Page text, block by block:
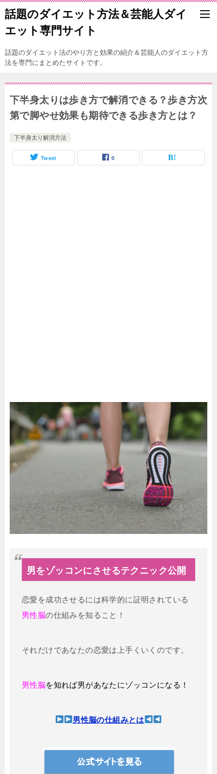
話題のダイエット方法＆芸能人ダイ
エット専門サイト
話題のダイエット法のやり方と効果の紹介＆芸能人のダイエット方
法を専門にまとめたサイトです。
下半身太りは歩き方で解消できる？歩き方次
第で脚やせ効果も期待できる歩き方とは？
下半身太り解消方法
Tweet 0
男をゾッコンにさせるテクニック公開
恋愛を成功させるには科学的に証明されている
男性脳の仕組みを知ること！
それだけであなたの恋愛は上手くいくのです。
男性脳を知れば男があなたにゾッコンになる！
男性脳の仕組みとは